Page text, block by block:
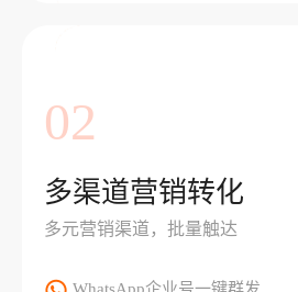
02
多渠道营销转化
多元营销渠道，批量触达